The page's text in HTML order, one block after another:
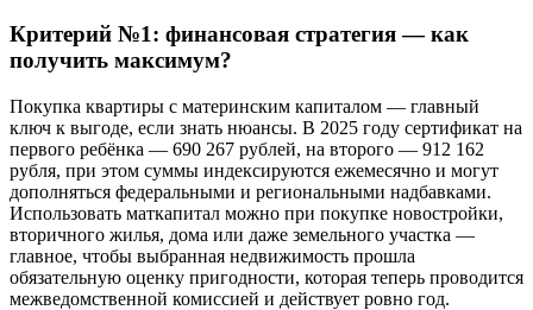
Критерий №1: финансовая стратегия — как
получить максимум?
Покупка квартиры с материнским капиталом — главный
ключ к выгоде, если знать нюансы. В 2025 году сертификат на
первого ребёнка — 690 267 рублей, на второго — 912 162
рубля, при этом суммы индексируются ежемесячно и могут
дополняться федеральными и региональными надбавками.
Использовать маткапитал можно при покупке новостройки,
вторичного жилья, дома или даже земельного участка —
главное, чтобы выбранная недвижимость прошла
обязательную оценку пригодности, которая теперь проводится
межведомственной комиссией и действует ровно год.